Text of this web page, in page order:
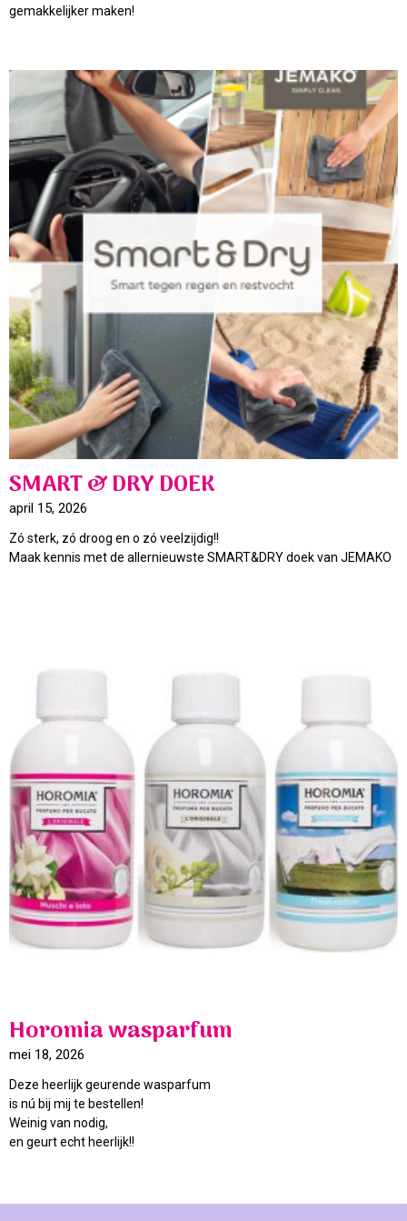
gemakkelijker maken!
SMART & DRY DOEK
april 15, 2026
Zó sterk, zó droog en o zó veelzijdig!!
Maak kennis met de allernieuwste SMART&DRY doek van JEMAKO
Horomia wasparfum
mei 18, 2026
Deze heerlijk geurende wasparfum
is nú bij mij te bestellen!
Weinig van nodig,
en geurt echt heerlijk!!